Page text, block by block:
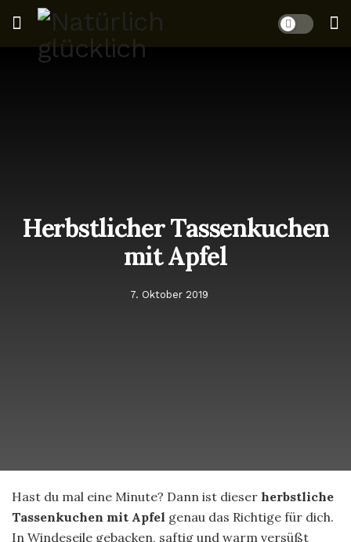
Herbstlicher Tassenkuchen
mit Apfel
7. Oktober 2019
Hast du mal eine Minute? Dann ist dieser herbstliche
Tassenkuchen mit Apfel genau das Richtige für dich.
In Windeseile gebacken, saftig und warm versüßt